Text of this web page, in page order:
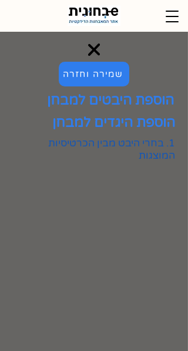
שמירה וחזרה
הוספת היבטים למבחן
הוספת היגדים למבחן
1. בחרי היבט מבין הכרטיסיות
המוצגות